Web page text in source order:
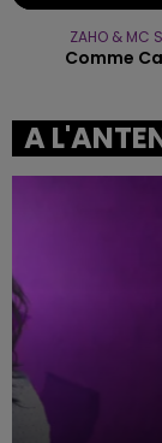
ZAHO & MC
Comme
A
11h00 - 16h00
Le week-